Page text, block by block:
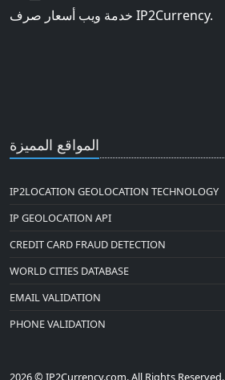
خدمة ويب أسعار صرف IP2Currency.
المواقع المميزة
IP2LOCATION GEOLOCATION TECHNOLOGY
IP GEOLOCATION API
CREDIT CARD FRAUD DETECTION
WORLD CITIES DATABASE
EMAIL VALIDATION
PHONE VALIDATION
2026 © IP2Currency.com. All Rights Reserved.